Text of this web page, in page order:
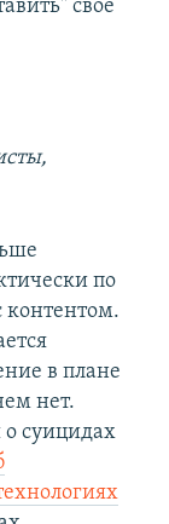
свое
по
контентом.
в плане
нет.
о суицидах